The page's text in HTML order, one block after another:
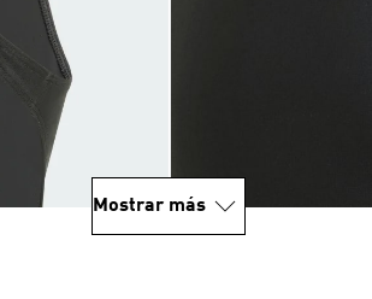
Mostrar más